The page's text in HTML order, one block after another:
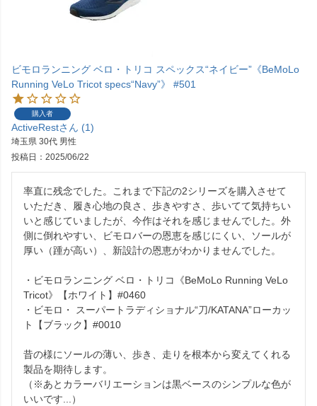
ビモロランニング ベロ・トリコ スペックス“ネイビー”《BeMoLo
Running VeLo Tricot specs“Navy”》 #501
購入者
ActiveRest 1
埼玉県 30代 男性
投稿日
2025/06/22
率直に残念でした。これまで下記の2シリーズを購入させて
いただき、履き心地の良さ、歩きやすさ、歩いてて気持ちい
いと感じていましたが、今作はそれを感じませんでした。外
側に倒れやすい、ビモロバーの恩恵を感じにくい、ソールが
厚い（踵が高い）、新設計の恩恵がわかりませんでした。
・ビモロランニング ベロ・トリコ《BeMoLo Running VeLo
Tricot》【ホワイト】#0460
・ビモロ・ スーパートラディショナル“刀/KATANA”ローカッ
ト【ブラック】#0010
昔の様にソールの薄い、歩き、走りを根本から変えてくれる
製品を期待します。
（※あとカラーバリエーションは黒ベースのシンプルな色が
いいです...）